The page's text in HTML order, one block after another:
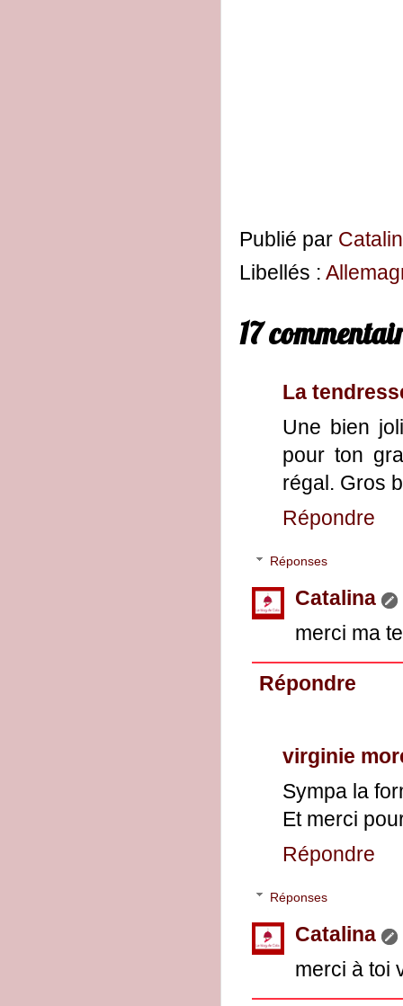
Publié par
Libellés :
17
La
Une bien
pour ton
régal. Gros
Répondre
Réponses
Catalina
merci ma
Répondre
virginie
Sympa la
Et merci
Répondre
Réponses
Catalina
merci à toi